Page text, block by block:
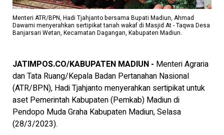
Menteri ATR/BPN, Hadi Tjahjanto bersama Bupati Madiun, Ahmad
Dawami menyerahkan sertipikat tanah wakaf di Masjid At - Taqwa Desa
Banjarsari Wetan, Kecamatan Dagangan, Kabupaten Madiun.
JATIMPOS.CO/KABUPATEN MADIUN - Menteri Agraria
dan Tata Ruang/Kepala Badan Pertanahan Nasional
(ATR/BPN), Hadi Tjahjanto menyerahkan sertipikat untuk
aset Pemerintah Kabupaten (Pemkab) Madiun di
Pendopo Muda Graha Kabupaten Madiun, Selasa
(28/3/2023).